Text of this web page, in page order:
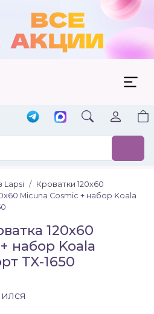
Lapsi
Кроватки 120х60
Micuna Cosmic + набор Koala
120x60
набор Koala
TX-1650